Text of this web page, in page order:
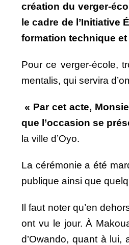
création du verger-
le cadre de l’Initiative
formation technique
Pour ce verger-école,
mentalis, qui servira
« Par cet acte,
que l’occasion se
la ville d’Oyo.
La cérémonie a été
publique ainsi que
Il faut noter qu’en
ont vu le jour. À
d’Owando, quant à lui,